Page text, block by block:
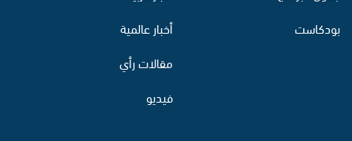
بودكاست
أخبار عالمية
مقالات رأي
فيديو